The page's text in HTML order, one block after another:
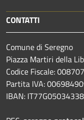
CONTATTI
Comune di Seregno
Piazza Martiri della
Codice Fiscale:
Partita IVA:
IBAN: